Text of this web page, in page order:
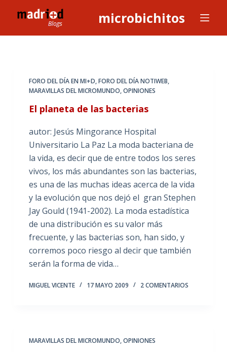
l
microbichitos
FORO DEL DÍA EN MI+D,FORO DEL DÍA NOTIWEB,
MARAVILLAS DEL MICROMUNDO,OPINIONES
El planeta de las bacterias
autor: Jesús Mingorance Hospital
Universitario La Paz La moda bacteriana de
la vida, es decir que de entre todos los seres
vivos, los más abundantes son las bacterias,
es una de las muchas ideas acerca de la vida
y la evolución que nos dejó el gran Stephen
Jay Gould (1941-2002). La moda estadística
de una distribución es su valor más
frecuente, y las bacterias son, han sido, y
corremos poco riesgo al decir que también
serán la forma de vida…
MIGUEL VICENTE 17 MAYO 2009 2 COMENTARIOS
MARAVILLAS DEL MICROMUNDO,OPINIONES